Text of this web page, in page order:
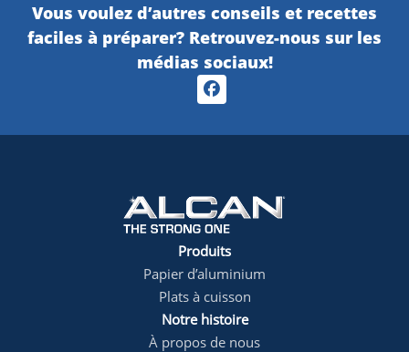
Vous voulez d’autres conseils et recettes
faciles à préparer? Retrouvez-nous sur les
médias sociaux!
Produits
Papier d’aluminium
Plats à cuisson
Notre histoire
À propos de nous